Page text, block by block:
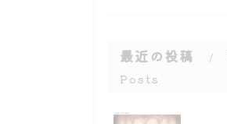
最近の投稿
Posts